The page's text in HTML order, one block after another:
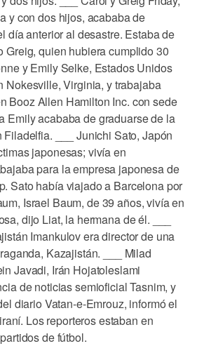
y con dos hijos, acababa de
día anterior al desastre. Estaba de
Greig, quien hubiera cumplido 30
y Emily Selke, Estados Unidos
Nokesville, Virginia, y trabajaba
Booz Allen Hamilton Inc. con sede
Emily acababa de graduarse de la
___ Junichi Sato, Japón
japonesas; vivía en
para la empresa japonesa de
Sato había viajado a Barcelona por
Israel Baum, de 39 años, vivía en
dijo Liat, la hermana de él. ___
Imankulov era director de una
Kazajistán. ___ Milad
Javadi, Irán Hojatoleslami
de noticias semioficial Tasnim, y
diario Vatan-e-Emrouz, informó el
Los reporteros estaban en
de fútbol.